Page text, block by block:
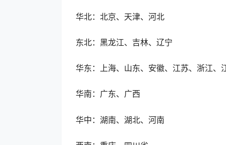
华北：北京、天津、河北
东北：黑龙江、吉林、辽宁
华东：上海、山东、安徽、江苏、浙江、
华南：广东、广西
华中：湖南、湖北、河南